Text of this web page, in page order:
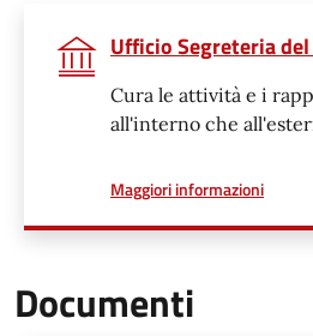
Ufficio Segreteria
Cura le attività e i
all'interno che
Maggiori informazionia
Documenti